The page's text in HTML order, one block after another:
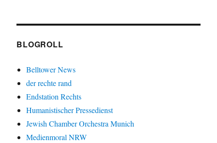
BLOGROLL
Belltower News
der rechte rand
Endstation Rechts
Humanistischer Pressedienst
Jewish Chamber Orchestra Munich
Medienmoral NRW